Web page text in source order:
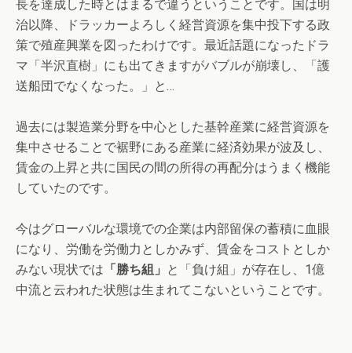
長を達成した時とはまるで違うということです。国は明
治以降、ドラッカーよろしく経営資源を集中投下する政
策で殖産興業を図ったわけです。最近話題になったドラ
マ「半沢直樹」にも出てきますがバブルが崩壊し、「護
送船団でなくなった。」と…
過去には製造業分野を中心とした基幹産業に経営資源を
集中させることで裾野にある産業に経済効果が波及し、
賃金の上昇と共に国民の間の所得の再配分はうまく機能
していたのです。
今はグローバルな環境での企業は内部留保の蓄積に血眼
になり、労働を労働力としかみず、賃金をコストとしか
みない現状では 「勝ち組」 と「負け組」が存在し、1億
中流と云われた状態は生まれてこないということです。